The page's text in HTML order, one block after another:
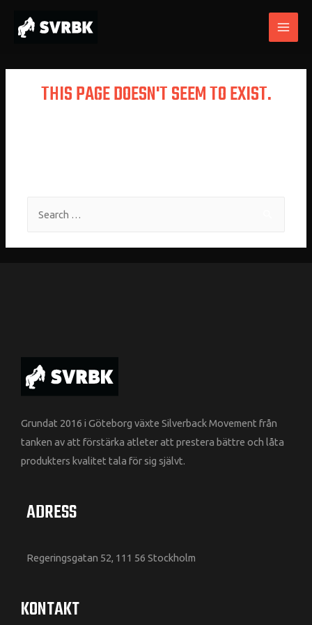
THIS PAGE DOESN'T SEEM TO EXIST.
Grundat 2016 i Göteborg växte Silverback Movement från
tanken av att förstärka atleter att prestera bättre och låta
produkters kvalitet tala för sig självt.
ADRESS
Regeringsgatan 52, 111 56 Stockholm
KONTAKT